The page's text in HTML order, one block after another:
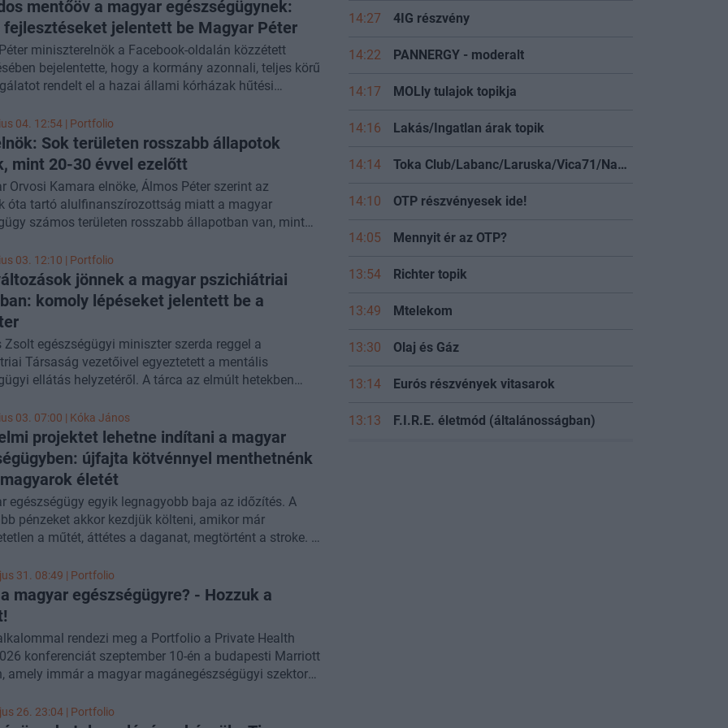
és a bizalom helyreállítása képezi. Konkrét lépéseket
amelyeket rövid időn belül végrehajt ennek
az új kormány (leszerelik például az arcfelismerő
az állami kórházakban). Az előadását követő
leszögezte: a feudális rendszert le
Nobel-díjas kutató mellett helyet kap Sinkó Eszter
közgazdász és Kovácsy Zsombor egészségügyi
Később a szakmai beszélgetés során Hegedűs Zsolt
minisztériumi stábba neki még 190 emberre van
mentőöv a magyar egészségügynek:
fejlesztéseket jelentett be Magyar Péter
miniszterelnök a Facebook-oldalán közzétett
bejelentette, hogy a kormány azonnali, teljes körű
rendelt el a hazai állami kórházak hűtési
programot indít a legkritikusabb állapotú
04. 12:54 | Portfolio
Sok területen rosszabb állapotok
mint 20-30 évvel ezelőtt
Orvosi Kamara elnöke, Álmos Péter szerint az
óta tartó alulfinanszírozottság miatt a magyar
számos területen rosszabb állapotban van, mint
forrás hiányzott az ágazatból az elmúlt két
AzIndexnekadott interjújában arról beszélt, hogy az
hiányosságai miatt évente tízezrek halnak meg
okokból, miközben az állami és magánellátás
is súlyos problémákat okoz. A kamarai vezető
intézményrendszer nem tartható fenn a
mellett, ezért egyes ellátások regionális
koncentrálása elkerülhetetlen. Álmos Péter úgy véli,
a rendszer bajairól és hosszú távú reformokat
03. 12:10 | Portfolio
jönnek a magyar pszichiátriai
komoly lépéseket jelentett be a
Zsolt egészségügyi miniszter szerda reggel a
Társaság vezetőivel egyeztetett a mentális
ellátás helyzetéről. A tárca az elmúlt hetekben
hosszú távú terveket. Konkrét lépésként kiírják a Nyírő
Pszichiátriai és Addiktológiai Intézet (OPAI)
pályázatát, Budapesten több kórházat vonnak be az
ellátásba, a fejlesztési munkát pedig miniszteri
majd. A miniszter hangsúlyozta, hogy a mentális
ügye nem szűkíthető le a pszichiátriára, és új,
és szakmaiságra épülő szemléletre van
03. 07:00 | Kóka János
projektet lehetne indítani a magyar
újfajta kötvénnyel menthetnénk
életét
egészségügy egyik legnagyobb baja az időzítés. A
pénzeket akkor kezdjük költeni, amikor már
a műtét, áttétes a daganat, megtörtént a stroke. A
gyógyítására, miközben a megelőzésre európai
alig költünk.
31. 08:49 | Portfolio
magyar egészségügyre? - Hozzuk a
rendezi meg a Portfolio a Private Health
konferenciát szeptember 10-én a budapesti Marriott
amely immár a magyar magánegészségügyi szektor
mert az egészségügy érdekes időszakát éli, az
26. 23:04 | Portfolio
14:27 4IG részvény
14:22 PANNERGY - moderalt
14:17 MOLly tulajok topikja
14:16 Lakás/Ingatlan árak topik
14:14 Toka Club/Labanc/Laruska/Vica71/Nacky/Bpali/Oldrider/Josefernando/Mcbull/Kawaszabi
14:10 OTP részvényesek ide!
14:05 Mennyit ér az OTP?
13:54 Richter topik
13:49 Mtelekom
13:30 Olaj és Gáz
13:14 Eurós részvények vitasarok
13:13 F.I.R.E. életmód (általánosságban)